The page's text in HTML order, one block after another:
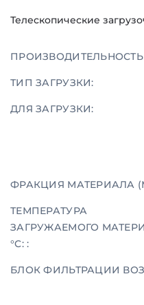
Телескопические
ПРОИЗВОДИТЕЛЬНОСТЬ
ТИП ЗАГРУЗКИ:
ДЛЯ ЗАГРУЗКИ:
ФРАКЦИЯ МАТЕРИАЛА
ТЕМПЕРАТУРА
ЗАГРУЖАЕМОГО
°C: :
БЛОК ФИЛЬТРАЦИИ